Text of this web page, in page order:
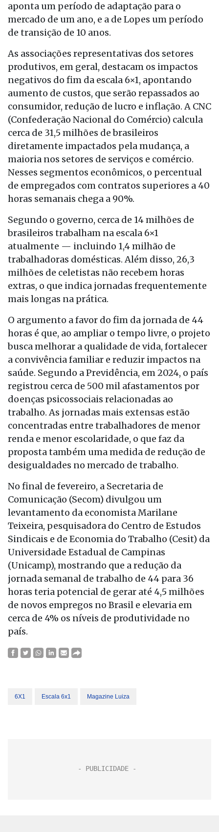
aponta um período de adaptação para o
mercado de um ano, e a de Lopes um período
de transição de 10 anos.
As associações representativas dos setores
produtivos, em geral, destacam os impactos
negativos do fim da escala 6×1, apontando
aumento de custos, que serão repassados ao
consumidor, redução de lucro e inflação. A CNC
(Confederação Nacional do Comércio) calcula
cerca de 31,5 milhões de brasileiros
diretamente impactados pela mudança, a
maioria nos setores de serviços e comércio.
Nesses segmentos econômicos, o percentual
de empregados com contratos superiores a 40
horas semanais chega a 90%.
Segundo o governo, cerca de 14 milhões de
brasileiros trabalham na escala 6×1
atualmente — incluindo 1,4 milhão de
trabalhadoras domésticas. Além disso, 26,3
milhões de celetistas não recebem horas
extras, o que indica jornadas frequentemente
mais longas na prática.
O argumento a favor do fim da jornada de 44
horas é que, ao ampliar o tempo livre, o projeto
busca melhorar a qualidade de vida, fortalecer
a convivência familiar e reduzir impactos na
saúde. Segundo a Previdência, em 2024, o país
registrou cerca de 500 mil afastamentos por
doenças psicossociais relacionadas ao
trabalho. As jornadas mais extensas estão
concentradas entre trabalhadores de menor
renda e menor escolaridade, o que faz da
proposta também uma medida de redução de
desigualdades no mercado de trabalho.
No final de fevereiro, a Secretaria de
Comunicação (Secom) divulgou um
levantamento da economista Marilane
Teixeira, pesquisadora do Centro de Estudos
Sindicais e de Economia do Trabalho (Cesit) da
Universidade Estadual de Campinas
(Unicamp), mostrando que a redução da
jornada semanal de trabalho de 44 para 36
horas teria potencial de gerar até 4,5 milhões
de novos empregos no Brasil e elevaria em
cerca de 4% os níveis de produtividade no
país.
6X1 Escala 6x1 Magazine Luiza